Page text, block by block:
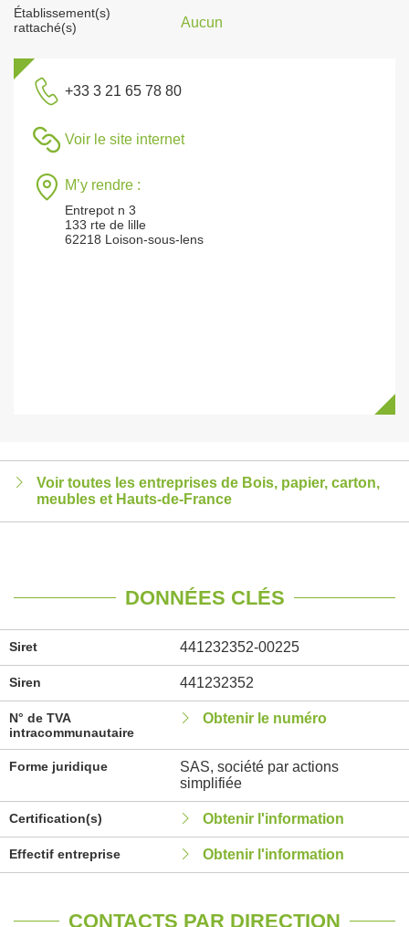
Établissement(s)
rattaché(s)
Aucun
+33 3 21 65 78 80
Voir le site internet
M’y rendre :
Entrepot n 3
133 rte de lille
62218 Loison-sous-lens
Voir toutes les entreprises de Bois, papier, carton,
meubles et Hauts-de-France
DONNÉES CLÉS
Siret 441232352-00225
Siren 441232352
N° de TVA
intracommunautaire
Obtenir le numéro
Forme juridique
SAS, société par actions
simplifiée
Certification(s) Obtenir l'information
Effectif entreprise Obtenir l'information
CONTACTS PAR DIRECTION